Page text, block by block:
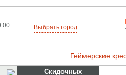
Выбрать город
Геймерские
Скидочных